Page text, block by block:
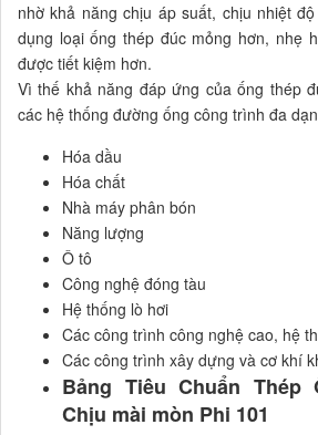
nhờ khả năng chịu áp suất, chịu nhiệt
dụng loại ống thép đúc mỏng hơn, nhẹ
được tiết kiệm hơn.
Vì thế khả năng đáp ứng của ống thép
các hệ thống đường ống công trình đa
Hóa dầu
Hóa chất
Nhà máy phân bón
Năng lượng
Ô tô
Công nghệ đóng tàu
Hệ thống lò hơi
Các công trình công nghệ cao, hệ
Các công trình xây dựng và cơ khí
Bảng Tiêu Chuẩn Thép
Chịu mài mòn Phi 101